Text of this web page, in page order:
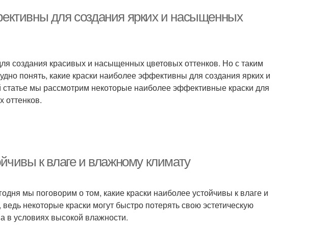
для создания ярких и насыщенных
создания красивых и насыщенных цветовых оттенков. Но с таким
понять, какие краски наиболее эффективны для создания ярких и
мы рассмотрим некоторые наиболее эффективные краски для
оттенков.
к влаге и влажному климату
мы поговорим о том, какие краски наиболее устойчивы к влаге и
некоторые краски могут быстро потерять свою эстетическую
в условиях высокой влажности.